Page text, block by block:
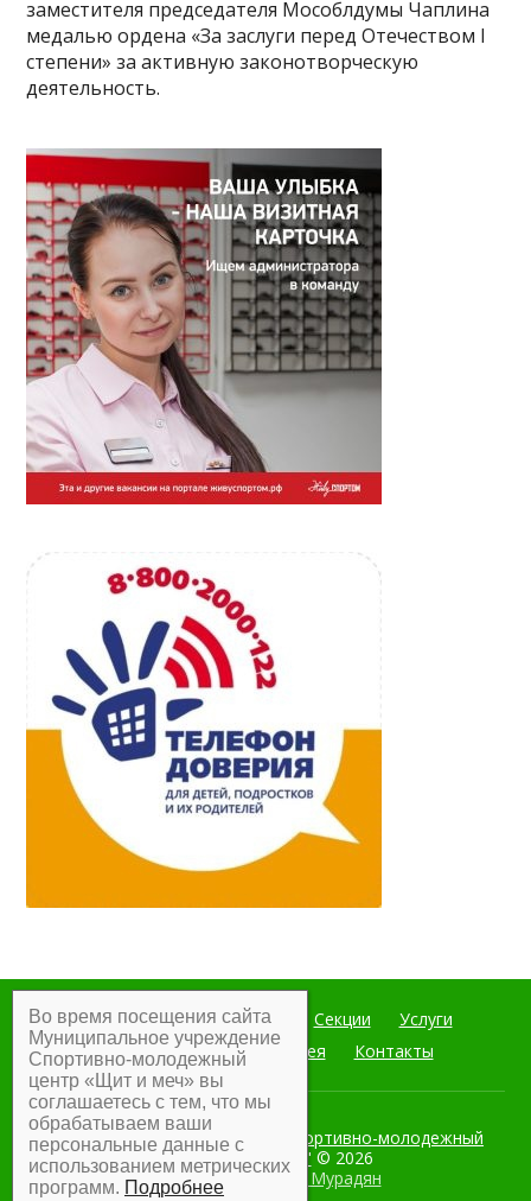
заместителя председателя Мособлдумы Чаплина
медалью ордена «За заслуги перед Отечеством I
степени» за активную законотворческую
деятельность.
Главная Мероприятия Секции
Услуги
Документы
Фотогалерея Контакты
Муниципальное учреждение Спортивно-молодежный
центр "Щит и меч" © 2026
Разработка:Армен Мурадян
Во время посещения сайта
Муниципальное учреждение
Спортивно-молодежный
центр «Щит и меч» вы
соглашаетесь с тем, что мы
обрабатываем ваши
персональные данные с
использованием метрических
программ. Подробнее